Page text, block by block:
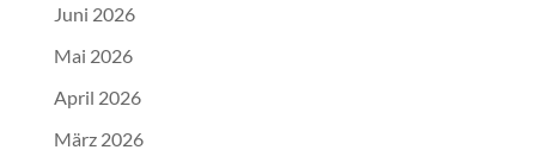
Juni 2026
Mai 2026
April 2026
März 2026